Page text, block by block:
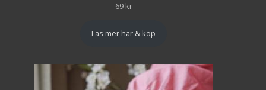
69 kr
Läs mer här & köp